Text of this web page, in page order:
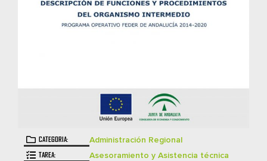
CATEGORIA: Administración Regional
TAREA: Asesoramiento y Asistencia técnica